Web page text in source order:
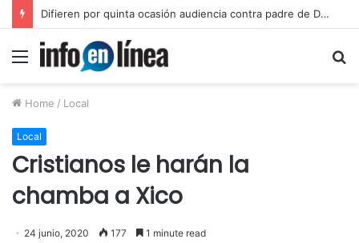
Inicia juicio contra padre de Dafne por violación equiparada contra su hija
Menu
Home / Local
Local
Cristianos le harán la
chamba a Xico
24 junio, 2020 177 1 minute read